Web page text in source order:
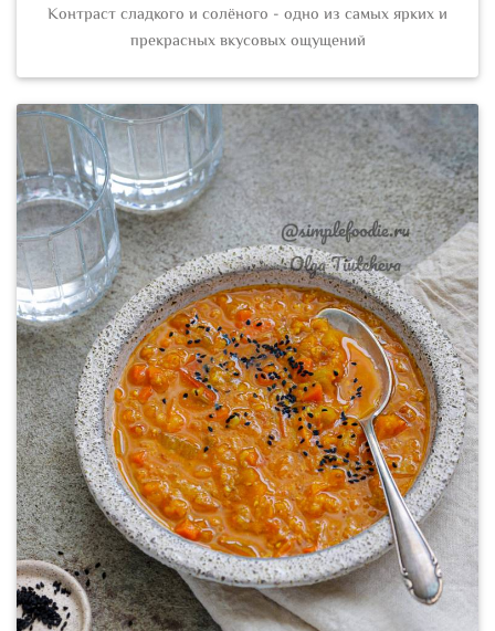
Контраст сладкого и солёного - одно из самых ярких и
прекрасных вкусовых ощущений